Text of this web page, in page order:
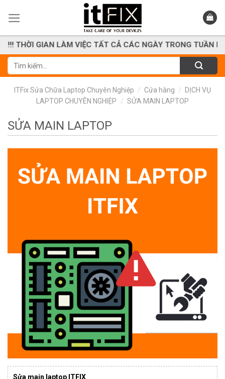
LÀM VIỆC TẤT CẢ CÁC NGÀY TRONG TUẦN KỂ CẢ
Tìm
kiếm:
ITFix Sửa Chữa Laptop Chuyên Nghiệp / Cửa hàng /
DỊCH VỤ
LAPTOP CHUYÊN NGHIỆP
/ SỬA MAIN LAPTOP
SỬA MAIN LAPTOP
Sửa main laptop ITFIX